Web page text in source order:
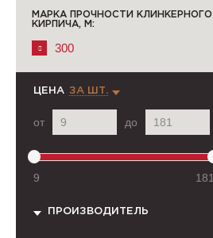
МАРКА ПРОЧНОСТИ КЛИНКЕРНОГО
КИРПИЧА, М:
300
ЦЕНА ЗА ШТ.
от до
9 181
ПРОИЗВОДИТЕЛЬ